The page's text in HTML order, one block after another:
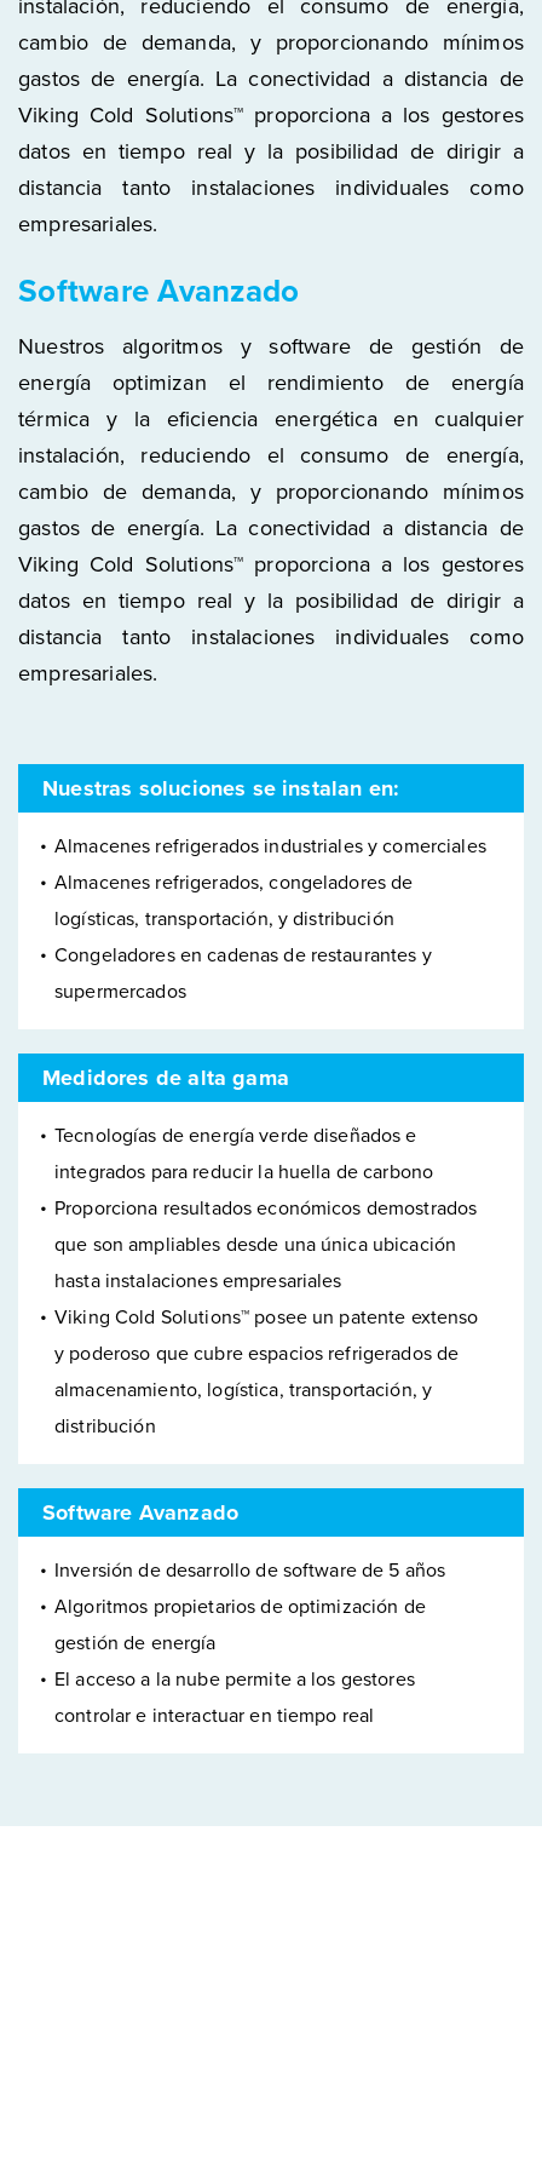
instalación, reduciendo el consumo de energía,
cambio de demanda, y proporcionando mínimos
gastos de energía. La conectividad a distancia de
Viking Cold Solutions™ proporciona a los gestores
datos en tiempo real y la posibilidad de dirigir a
distancia tanto instalaciones individuales como
empresariales.
Software Avanzado
Nuestros algoritmos y software de gestión de
energía optimizan el rendimiento de energía
térmica y la eficiencia energética en cualquier
instalación, reduciendo el consumo de energía,
cambio de demanda, y proporcionando mínimos
gastos de energía. La conectividad a distancia de
Viking Cold Solutions™ proporciona a los gestores
datos en tiempo real y la posibilidad de dirigir a
distancia tanto instalaciones individuales como
empresariales.
Nuestras soluciones se instalan en:
Almacenes refrigerados industriales y comerciales
Almacenes refrigerados, congeladores de
logísticas, transportación, y distribución
Congeladores en cadenas de restaurantes y
supermercados
Medidores de alta gama
Tecnologías de energía verde diseñados e
integrados para reducir la huella de carbono
Proporciona resultados económicos demostrados
que son ampliables desde una única ubicación
hasta instalaciones empresariales
Viking Cold Solutions™ posee un patente extenso
y poderoso que cubre espacios refrigerados de
almacenamiento, logística, transportación, y
distribución
Software Avanzado
Inversión de desarrollo de software de 5 años
Algoritmos propietarios de optimización de
gestión de energía
El acceso a la nube permite a los gestores
controlar e interactuar en tiempo real